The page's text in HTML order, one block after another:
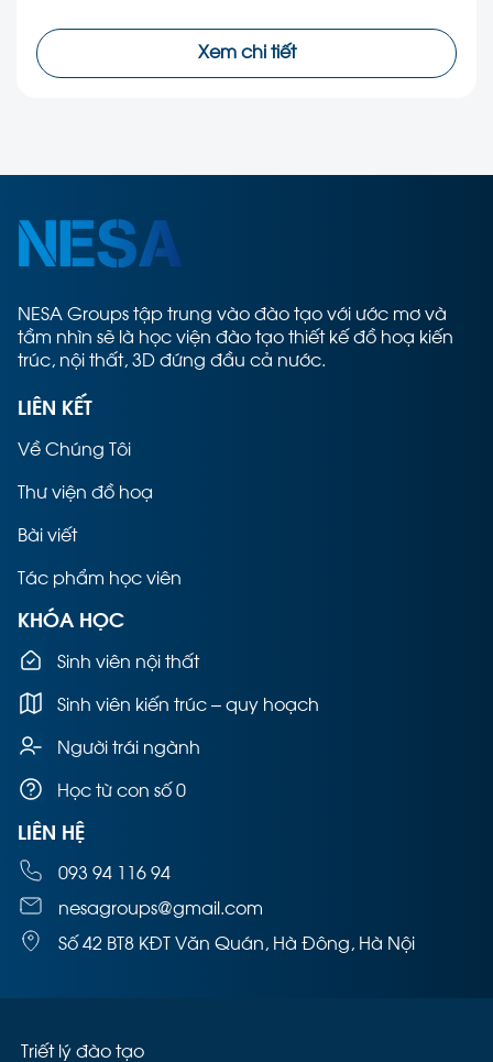
thực hành, giúp học viên tiếp cận kiến thức theo
hướng trực quan và […]Xem chi tiết
NESA Groups tập trung vào đào tạo với ước mơ và
tầm nhìn sẽ là học viện đào tạo thiết kế đồ hoạ kiến
trúc, nội thất, 3D đứng đầu cả nước.
LIÊN KẾT
Về Chúng Tôi
Thư viện đồ hoạ
Bài viết
Tác phẩm học viên
KHÓA HỌC
Sinh viên nội thất
Sinh viên kiến trúc – quy hoạch
Người trái ngành
Học từ con số 0
LIÊN HỆ
093 94 116 94
nesagroups@gmail.com
Số 42 BT8 KĐT Văn Quán, Hà Đông, Hà Nội
Triết lý đào tạo